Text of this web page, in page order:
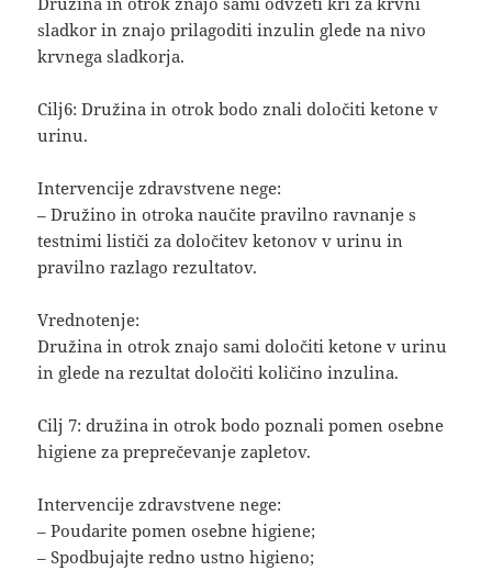
sladkor in znajo prilagoditi inzulin glede na nivo
krvnega sladkorja.
Cilj6: Družina in otrok bodo znali določiti ketone v
urinu.
Intervencije zdravstvene nege:
– Družino in otroka naučite pravilno ravnanje s
testnimi lističi za določitev ketonov v urinu in
pravilno razlago rezultatov.
Vrednotenje:
Družina in otrok znajo sami določiti ketone v urinu
in glede na rezultat določiti količino inzulina.
Cilj 7: družina in otrok bodo poznali pomen osebne
higiene za preprečevanje zapletov.
Intervencije zdravstvene nege:
– Poudarite pomen osebne higiene;
– Spodbujajte redno ustno higieno;